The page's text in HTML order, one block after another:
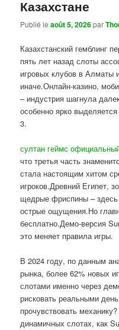
Казахстане
Publié leaoût 5, 2026par
Казахстанский гемблинг
пять лет назад слоты
игровых клубов в Алматы
иначе.Онлайн-казино,
– индустрия шагнула
особенно ярко
3.
султан геймс
что третья часть
стала настоящим хитом
игроков.Древний Египет,
щедрые фриспины – здесь
острые ощущения.Но
бесплатно.Демо-версия
это меняет правила игры.
В 2024 году, по данным
рынка, более 62% новых
слотами именно через
рисковать реальными
прочувствовать
динамичных слотах, как